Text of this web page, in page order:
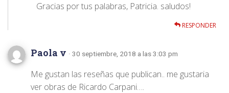
Gracias por tus palabras, Patricia. saludos!
RESPONDER
Paola v · 30 septiembre, 2018 a las 3:03 pm
Me gustan las reseñas que publican.. me gustaria
ver obras de Ricardo Carpani….